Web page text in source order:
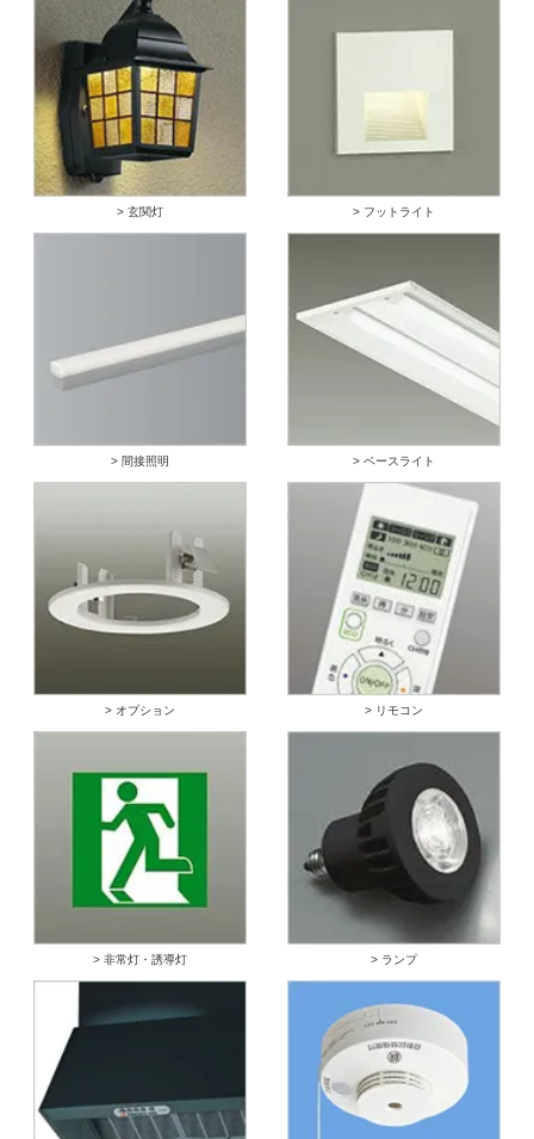
> 玄関灯 > フットライト
> 間接照明 > ベースライト
> オプション > リモコン
> 非常灯・誘導灯 > ランプ